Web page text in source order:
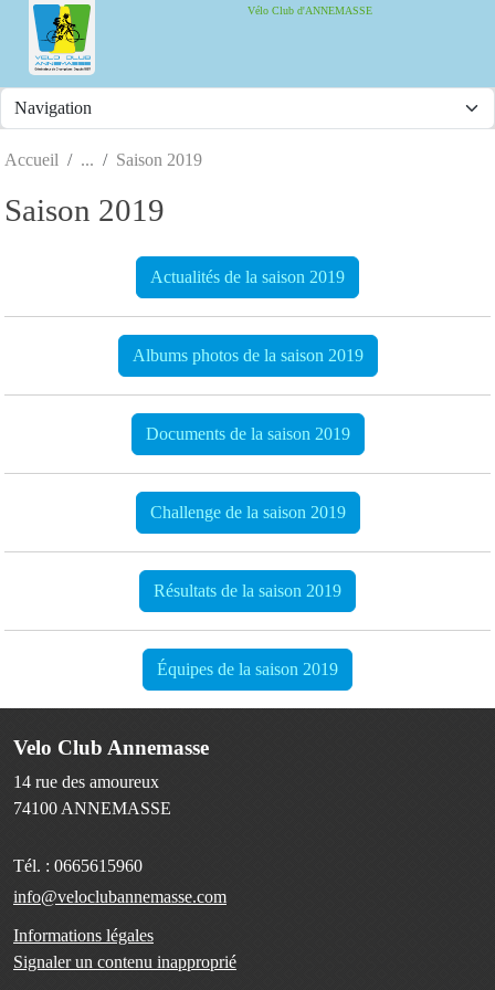
Vélo Club d'ANNEMASSE
Accueil Saison 2019
Saison 2019
Actualités de la saison 2019
Albums photos de la saison 2019
Documents de la saison 2019
Challenge de la saison 2019
Résultats de la saison 2019
Équipes de la saison 2019
Velo Club Annemasse
14 rue des amoureux
74100 ANNEMASSE
Tél. : 0665615960
info@veloclubannemasse.com
Informations légales
Signaler un contenu inapproprié
Panneau de gestion des cookies